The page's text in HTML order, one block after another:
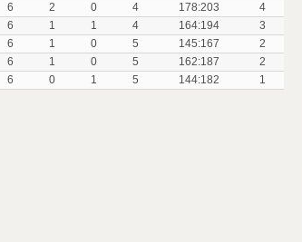
6 2 0 4 178:203
4
6 1 1 4 164:194
3
6 1 0 5 145:167
2
6 1 0 5 162:187
2
6 0 1 5 144:182 1